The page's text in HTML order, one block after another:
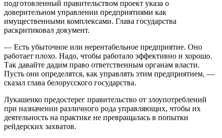
подготовленный правительством проект указа о
доверительном управлении предприятиями как
имущественными комплексами. Глава государства
раскритиковал документ.
— Есть убыточное или нерентабельное предприятие. Оно
работает плохо. Надо, чтобы работало эффективно и хорошо.
Так давайте дадим право ответственным органам власти.
Пусть они определятся, как управлять этим предприятием, —
сказал глава белорусского государства.
Лукашенко предостерег правительство от злоупотреблений
при назначении различного рода управляющих, чтобы их
деятельность на практике не превращалась в попытки
рейдерских захватов.